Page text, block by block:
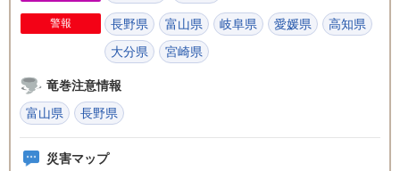
警報 長野県 富山県 岐阜県 愛媛県
高知県
大分県
宮崎県
竜巻注意情報
富山県
長野県
災害マップ